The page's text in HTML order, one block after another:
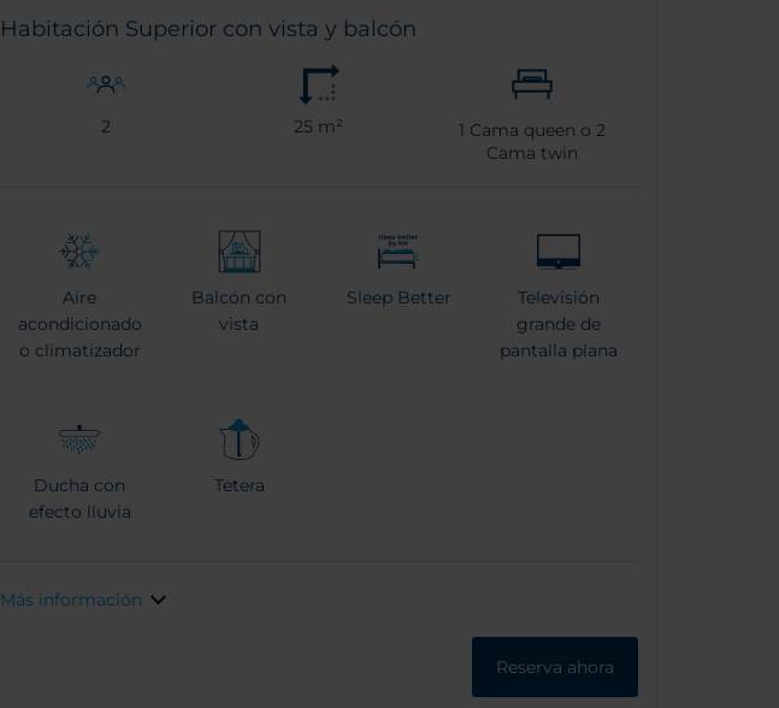
Habitación Superior con vista y balcón
2 25 m² 1 Cama queen o 2
Cama twin
Aire
acondicionado
o climatizador
Balcón con
vista
Sleep Better
Televisión
grande de
pantalla plana
Ducha con
efecto lluvia
Tetera
Más información
Reserva ahora